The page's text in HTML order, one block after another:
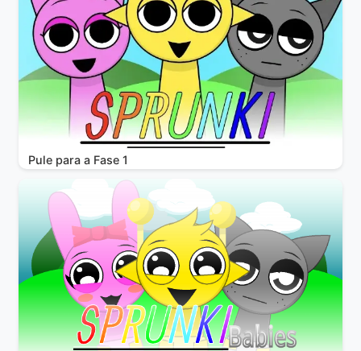
Pule para a Fase 1